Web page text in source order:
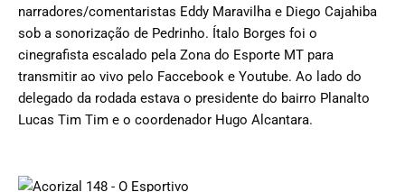
narradores/comentaristas Eddy Maravilha e Diego Cajahiba
sob a sonorização de Pedrinho. Ítalo Borges foi o
cinegrafista escalado pela Zona do Esporte MT para
transmitir ao vivo pelo Faccebook e Youtube. Ao lado do
delegado da rodada estava o presidente do bairro Planalto
Lucas Tim Tim e o coordenador Hugo Alcantara.